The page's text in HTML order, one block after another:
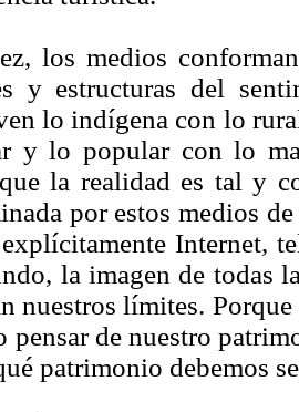
los medios
y estructuras del
lo indígena con lo
y lo popular con lo
la realidad es tal y
por estos medios
Internet,
la imagen de
nuestros límites.
pensar de nuestro
patrimonio debemos